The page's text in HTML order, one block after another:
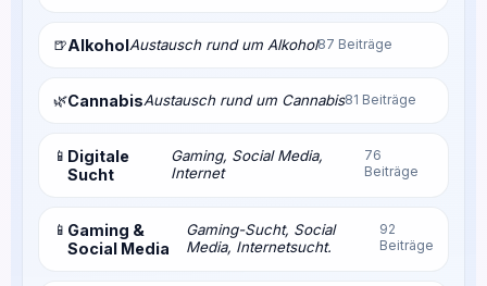
🍺AlkoholAustausch rund um Alkohol87 Beiträge
🌿CannabisAustausch rund um Cannabis81 Beiträge
📱 Digitale
Sucht
Gaming, Social Media,
Internet
76
Beiträge
📱 Gaming &
Social Media
Gaming-Sucht, Social
Media, Internetsucht.
92
Beiträge